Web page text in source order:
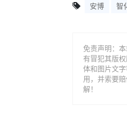
安博 智
免责声明：
有冒犯其版
体和图片文
用，并索要
解！